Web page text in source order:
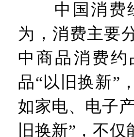
中国消费经
为，消费主要
中商品消费约
品“以旧换新”
如家电、电子
旧换新”，不